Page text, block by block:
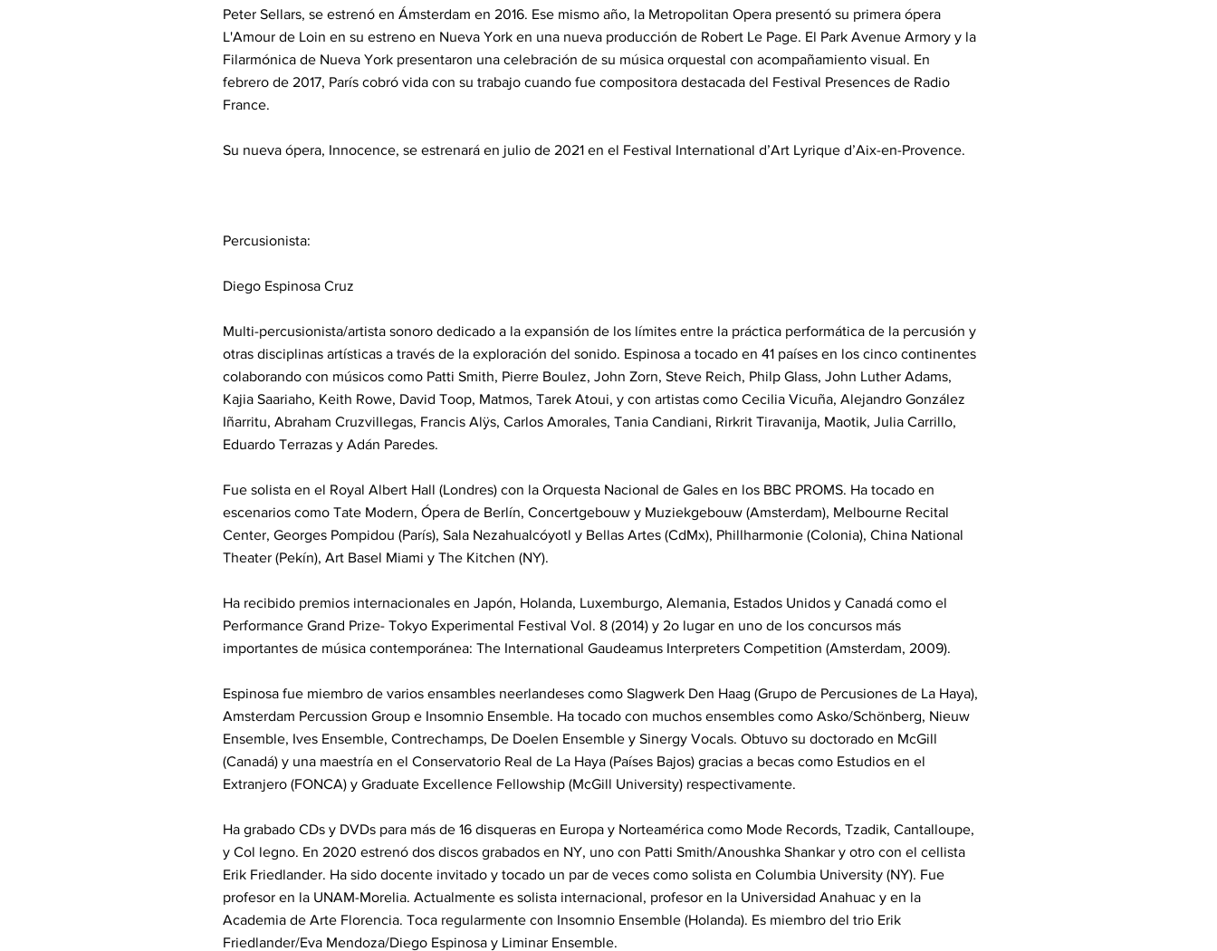
Peter Sellars, se estrenó en Ámsterdam en 2016. Ese mismo año, la Metropolitan Opera presentó su primera ópera
L'Amour de Loin en su estreno en Nueva York en una nueva producción de Robert Le Page. El Park Avenue Armory y la
Filarmónica de Nueva York presentaron una celebración de su música orquestal con acompañamiento visual. En
febrero de 2017, París cobró vida con su trabajo cuando fue compositora destacada del Festival Presences de Radio
France.
Su nueva ópera, Innocence, se estrenará en julio de 2021 en el Festival International d’Art Lyrique d’Aix-en-Provence.
Percusionista:
Diego Espinosa Cruz
Multi-percusionista/artista sonoro dedicado a la expansión de los límites entre la práctica performática de la percusión y
otras disciplinas artísticas a través de la exploración del sonido. Espinosa a tocado en 41 países en los cinco continentes
colaborando con músicos como Patti Smith, Pierre Boulez, John Zorn, Steve Reich, Philp Glass, John Luther Adams,
Kajia Saariaho, Keith Rowe, David Toop, Matmos, Tarek Atoui, y con artistas como Cecilia Vicuña, Alejandro González
Iñarritu, Abraham Cruzvillegas, Francis Alÿs, Carlos Amorales, Tania Candiani, Rirkrit Tiravanija, Maotik, Julia Carrillo,
Eduardo Terrazas y Adán Paredes.
Fue solista en el Royal Albert Hall (Londres) con la Orquesta Nacional de Gales en los BBC PROMS. Ha tocado en
escenarios como Tate Modern, Ópera de Berlín, Concertgebouw y Muziekgebouw (Amsterdam), Melbourne Recital
Center, Georges Pompidou (París), Sala Nezahualcóyotl y Bellas Artes (CdMx), Phillharmonie (Colonia), China National
Theater (Pekín), Art Basel Miami y The Kitchen (NY).
Ha recibido premios internacionales en Japón, Holanda, Luxemburgo, Alemania, Estados Unidos y Canadá como el
Performance Grand Prize- Tokyo Experimental Festival Vol. 8 (2014) y 2o lugar en uno de los concursos más
importantes de música contemporánea: The International Gaudeamus Interpreters Competition (Amsterdam, 2009).
Espinosa fue miembro de varios ensambles neerlandeses como Slagwerk Den Haag (Grupo de Percusiones de La Haya),
Amsterdam Percussion Group e Insomnio Ensemble. Ha tocado con muchos ensembles como Asko/Schönberg, Nieuw
Ensemble, Ives Ensemble, Contrechamps, De Doelen Ensemble y Sinergy Vocals. Obtuvo su doctorado en McGill
(Canadá) y una maestría en el Conservatorio Real de La Haya (Países Bajos) gracias a becas como Estudios en el
Extranjero (FONCA) y Graduate Excellence Fellowship (McGill University) respectivamente.
Ha grabado CDs y DVDs para más de 16 disqueras en Europa y Norteamérica como Mode Records, Tzadik, Cantalloupe,
y Col legno. En 2020 estrenó dos discos grabados en NY, uno con Patti Smith/Anoushka Shankar y otro con el cellista
Erik Friedlander. Ha sido docente invitado y tocado un par de veces como solista en Columbia University (NY). Fue
profesor en la UNAM-Morelia. Actualmente es solista internacional, profesor en la Universidad Anahuac y en la
Academia de Arte Florencia. Toca regularmente con Insomnio Ensemble (Holanda). Es miembro del trio Erik
Friedlander/Eva Mendoza/Diego Espinosa y Liminar Ensemble.